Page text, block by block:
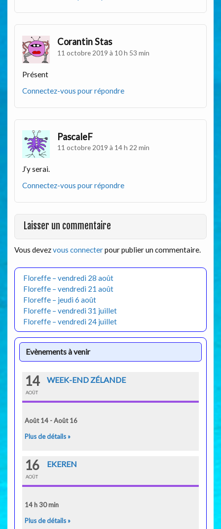
Corantin Stas
11 octobre 2019 à 10 h 53 min
Présent
Connectez-vous pour répondre
PascaleF
11 octobre 2019 à 14 h 22 min
J’y serai.
Connectez-vous pour répondre
Laisser un commentaire
Vous devezvous connecterpour publier un commentaire.
Floreffe – vendredi 28 août
Floreffe – vendredi 21 août
Floreffe – jeudi 6 août
Floreffe – vendredi 31 juillet
Floreffe – vendredi 24 juillet
Evènements à venir
14
AOÛT
WEEK-END ZÉLANDE
Août 14 - Août 16
Plus de détails »
16
AOÛT
EKEREN
14 h 30 min
Plus de détails »